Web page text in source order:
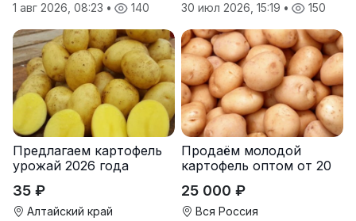
1 авг 2026, 08:23 • 140
30 июл 2026, 15:19 • 150
Предлагаем картофель
урожай 2026 года
35 ₽
Алтайский край
Продаём молодой
картофель оптом от 20
25 000 ₽
Вся Россия